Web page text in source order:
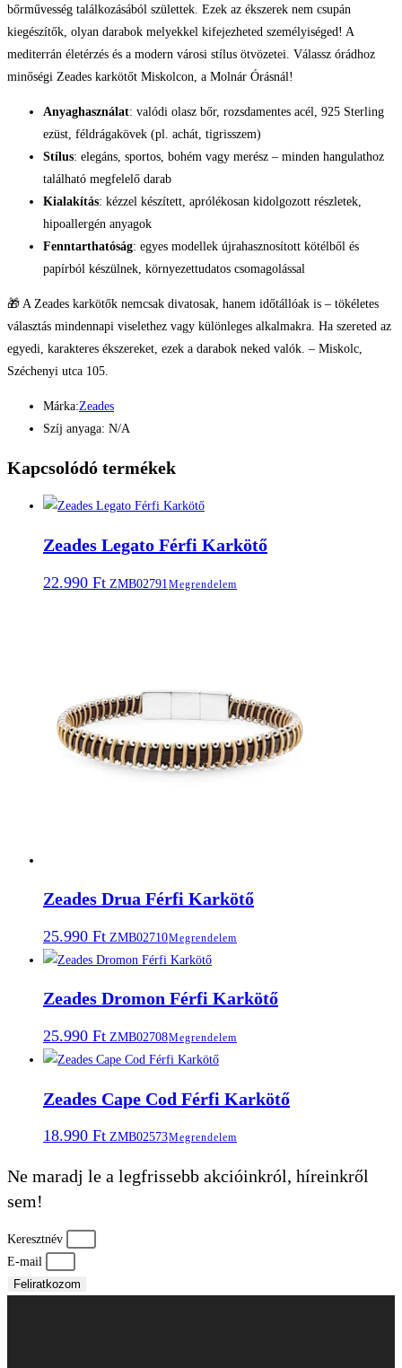
bőrművesség találkozásából születtek. Ezek az ékszerek nem csupán
kiegészítők, olyan darabok melyekkel kifejezheted személyiséged! A
mediterrán életérzés és a modern városi stílus ötvözetei. Válassz órádhoz
minőségi Zeades karkötőt Miskolcon, a Molnár Órásnál!
Anyaghasználat: valódi olasz bőr, rozsdamentes acél, 925 Sterling
ezüst, féldrágakövek (pl. achát, tigrisszem)
Stílus: elegáns, sportos, bohém vagy merész – minden hangulathoz
található megfelelő darab
Kialakítás: kézzel készített, aprólékosan kidolgozott részletek,
hipoallergén anyagok
Fenntarthatóság: egyes modellek újrahasznosított kötélből és
papírból készülnek, környezettudatos csomagolással
🎁 A Zeades karkötők nemcsak divatosak, hanem időtállóak is – tökéletes
választás mindennapi viselethez vagy különleges alkalmakra. Ha szereted az
egyedi, karakteres ékszereket, ezek a darabok neked valók. – Miskolc,
Széchenyi utca 105.
Márka:Zeades
Szíj anyaga: N/A
Kapcsolódó termékek
Zeades Legato Férfi Karkötő
22.990 Ft ZMB02791 Megrendelem
Zeades Drua Férfi Karkötő
25.990 Ft ZMB02710Megrendelem
Zeades Dromon Férfi Karkötő
25.990 Ft ZMB02708Megrendelem
Zeades Cape Cod Férfi Karkötő
18.990 Ft ZMB02573Megrendelem
Ne maradj le a legfrissebb akcióinkról, híreinkről
sem!
Keresztnév
E-mail
Feliratkozom